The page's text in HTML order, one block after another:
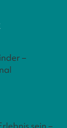
–
sein –